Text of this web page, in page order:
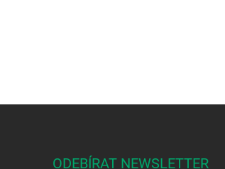
ODEBÍRAT NEWSLETTER